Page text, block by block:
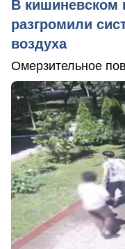
В кишиневском
разгромили
воздуха
Омерзительное